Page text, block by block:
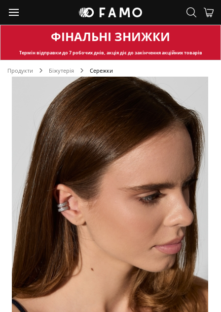
ФІНАЛЬНІ ЗНИЖКИ
Термін відправкидо 7 робочих днів, акція діє до закінчення акційних товарів
Продукти Біжутерія Сережки